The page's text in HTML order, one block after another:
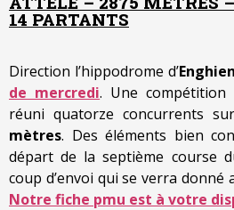
14 PARTANTS
Direction l’hippodrome d’Enghien
de mercredi. Une compétition
réuni quatorze concurrents
mètres. Des éléments bien
départ de la septième course
coup d’envoi qui se verra donné
Notre fiche pmu est à votre